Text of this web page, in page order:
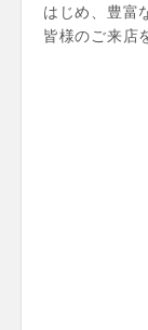
はじめ、豊富
皆様のご来店